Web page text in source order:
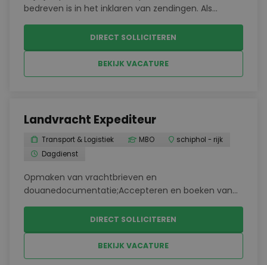
bedreven is in het inklaren van zendingen. Als
Declarant ben je verantwoordelijk voor het
operationeel verwerken van Import
Luchtvrachtzendingen en het nauwkeurig opstellen
van alle bijbehorende docu...
DIRECT SOLLICITEREN
BEKIJK VACATURE
Landvracht Expediteur
Transport & Logistiek MBO
schiphol - rijk
Dagdienst
Opmaken van vrachtbrieven en
douanedocumentatie;Accepteren en boeken van
ladingen;Behandelen van cross-trade
zendingen;Opvragen van tarieven en verkopen aan
de klant;Coördineren van zendingen en het
aandragen van oplossingen bij
problemen;Behandel...
DIRECT SOLLICITEREN
BEKIJK VACATURE